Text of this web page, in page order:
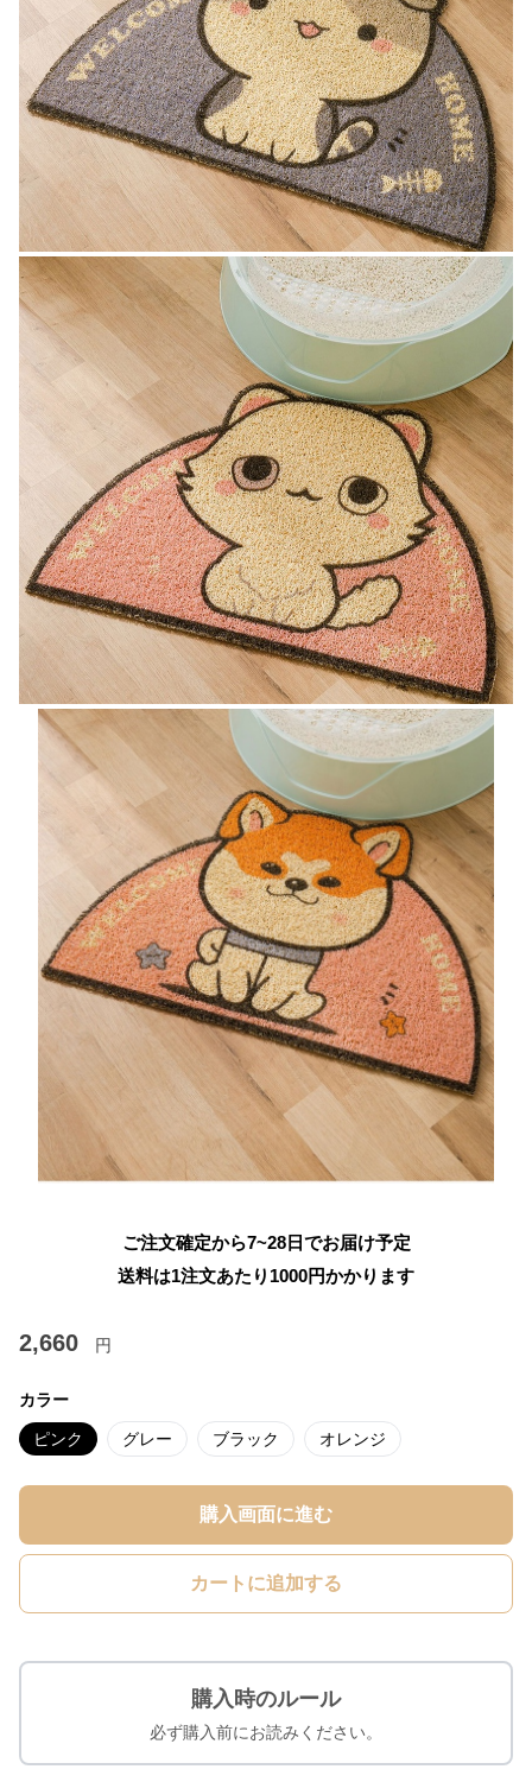
ご注文確定から7~28日でお届け予定
送料は1注文あたり 1000円かかります
2,660 円
カラー
ピンク グレー ブラック オレンジ
購入画面に進む
カートに追加する
購入時のルール
必ず購入前にお読みください。